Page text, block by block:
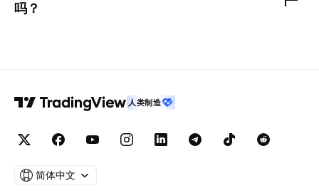
吗？
人类制造
简体中文